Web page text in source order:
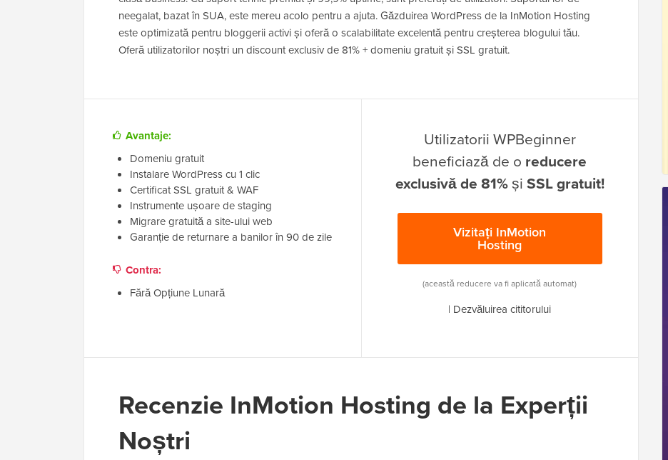
neegalat, bazat în SUA, este mereu acolo pentru a ajuta. Găzduirea WordPress de la InMotion Hosting
este optimizată pentru bloggerii activi și oferă o scalabilitate excelentă pentru creșterea blogului tău.
Oferă utilizatorilor noștri un discount exclusiv de 81% + domeniu gratuit și SSL gratuit.
Avantaje:
Domeniu gratuit
Instalare WordPress cu 1 clic
Certificat SSL gratuit & WAF
Instrumente ușoare de staging
Migrare gratuită a site-ului web
Garanție de returnare a banilor în 90 de zile
Contra:
Fără Opțiune Lunară
Utilizatorii WPBeginner
beneficiază de o reducere
exclusivă de 81%și SSL gratuit!
Vizitați InMotion
Hosting
(această reducere va fi aplicată automat)
| Dezvăluirea cititorului
Recenzie InMotion Hosting de la Experții
Noștri